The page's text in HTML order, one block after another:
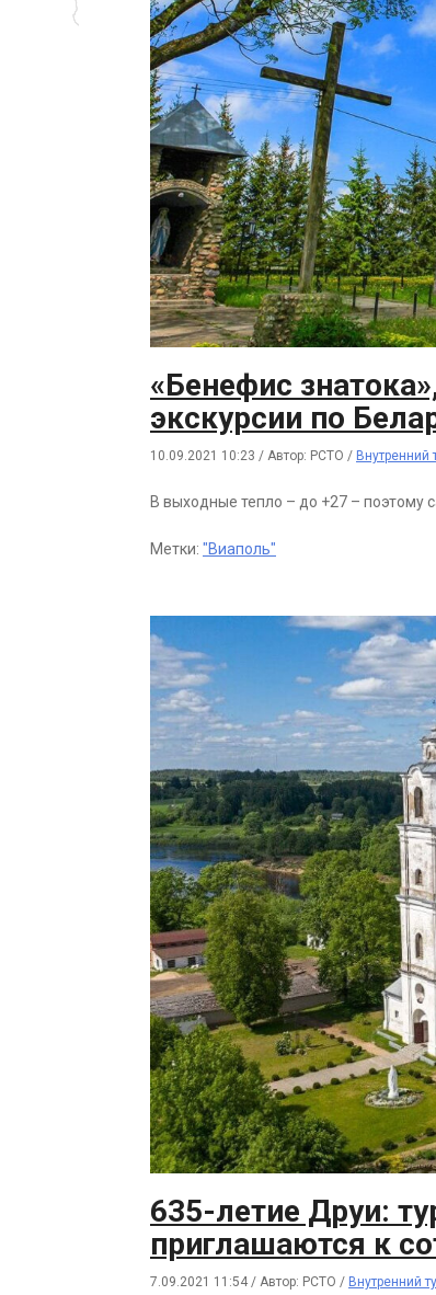
«Бенефис
экскурсии по
10.09.2021 10:23 / Автор: РСТО / Внутренний
В выходные тепло – до +27 – поэтому
Метки: "Виаполь"
635-летие Друи:
приглашаются к
7.09.2021 11:54 / Автор: РСТО / Внутренний